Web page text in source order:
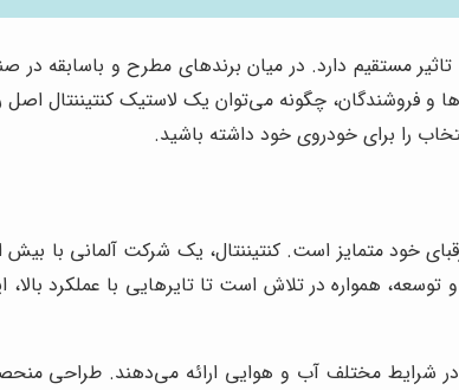
و فروشندگان، چگونه می‌توان یک لاستیک کنتیننتال
را برای خودروی خود داشته باشید.
همواره در تلاش است تا تایرهایی با عملکرد بالا،
در شرایط مختلف آب و هوایی ارائه می‌دهند. طراحی